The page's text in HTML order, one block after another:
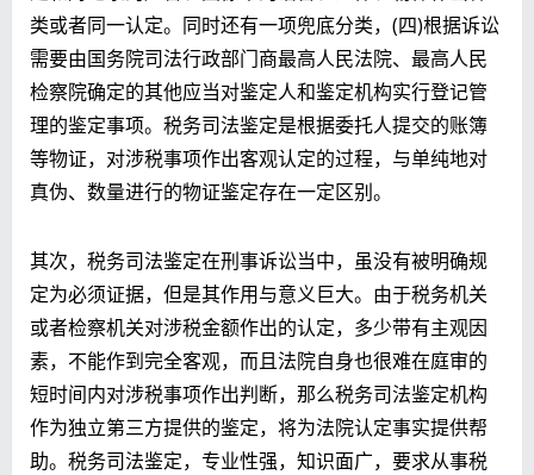
类或者同一认定。同时还有一项兜底分类，(四)根据诉讼
需要由国务院司法行政部门商最高人民法院、最高人民
检察院确定的其他应当对鉴定人和鉴定机构实行登记管
理的鉴定事项。税务司法鉴定是根据委托人提交的账簿
等物证，对涉税事项作出客观认定的过程，与单纯地对
真伪、数量进行的物证鉴定存在一定区别。
其次，税务司法鉴定在刑事诉讼当中，虽没有被明确规
定为必须证据，但是其作用与意义巨大。由于税务机关
或者检察机关对涉税金额作出的认定，多少带有主观因
素，不能作到完全客观，而且法院自身也很难在庭审的
短时间内对涉税事项作出判断，那么税务司法鉴定机构
作为独立第三方提供的鉴定，将为法院认定事实提供帮
助。税务司法鉴定，专业性强，知识面广，要求从事税